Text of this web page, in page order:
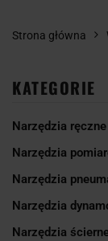
Strona główna
KATEGORIE
Narzędzia ręczne
Narzędzia
Narzędzia
Narzędzia
Narzędzia